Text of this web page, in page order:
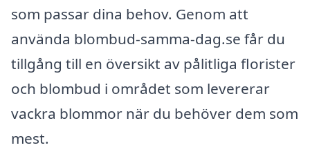
som passar dina behov. Genom att
använda blombud-samma-dag.se får du
tillgång till en översikt av pålitliga florister
och blombud i området som levererar
vackra blommor när du behöver dem som
mest.